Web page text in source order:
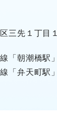
三先１丁目
「朝潮橋駅
「弁天町駅